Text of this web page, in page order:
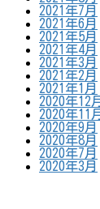
2021年7月
2021年6月
2021年5月
2021年4月
2021年3月
2021年2月
2021年1月
2020年12月
2020年11月
2020年9月
2020年8月
2020年7月
2020年3月